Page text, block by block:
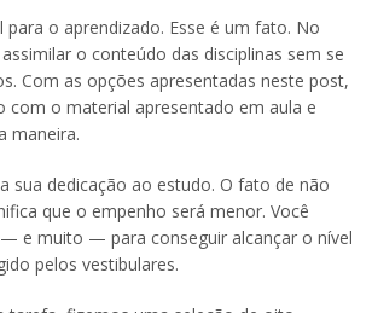
para o aprendizado. Esse é um fato. No
o conteúdo das disciplinas sem se
Com as opções apresentadas neste post,
com o material apresentado em aula e
maneira.
sua dedicação ao estudo. O fato de não
que o empenho será menor. Você
e muito — para conseguir alcançar o nível
pelos vestibulares.